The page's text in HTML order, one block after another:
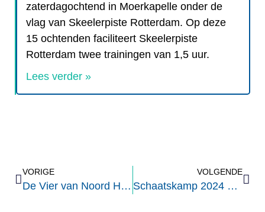
zaterdagochtend in Moerkapelle onder de
vlag van Skeelerpiste Rotterdam. Op deze
15 ochtenden faciliteert Skeelerpiste
Rotterdam twee trainingen van 1,5 uur.
Lees verder »
VORIGE
De Vier van Noord Holland
VOLGENDE
Schaatskamp 2024 weer een succes